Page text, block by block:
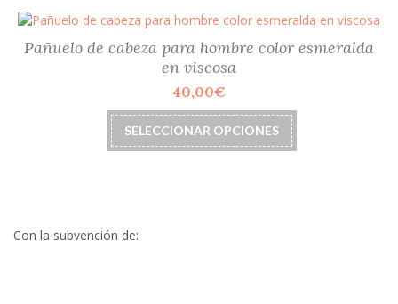
de
variantes.
Las
elegir
en
la
Pañuelo de cabeza para hombre color esmeralda
en viscosa
40,00€
SELECCIONAR OPCIONES
Este
producto
tiene
Con la subvención de: